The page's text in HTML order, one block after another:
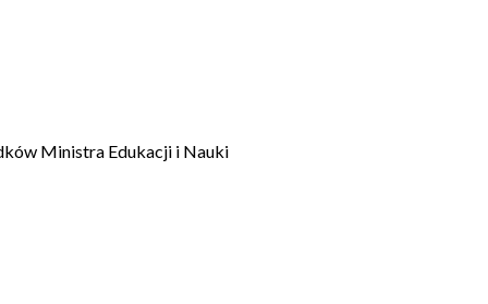
Ministra Edukacji i Nauki